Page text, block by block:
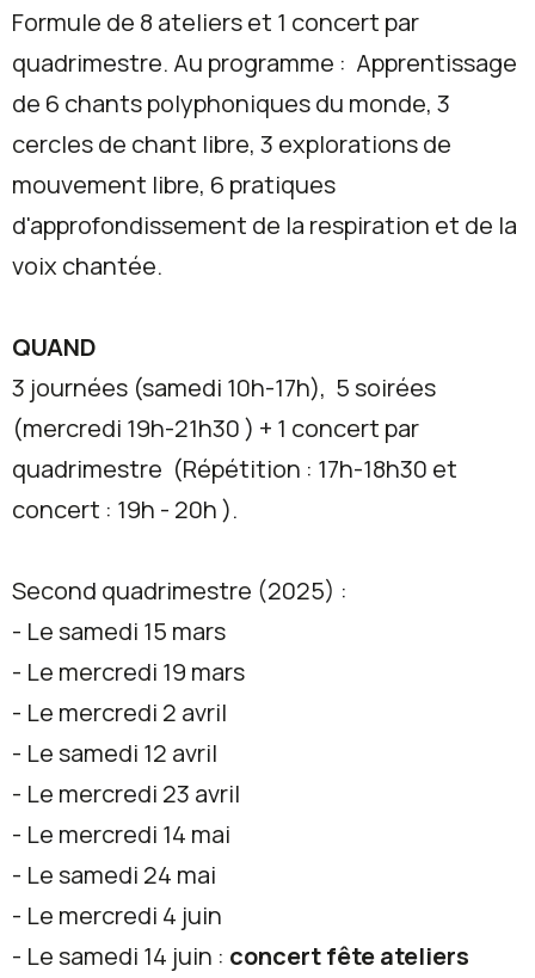
Formule de 8 ateliers et 1 concert par
quadrimestre. Au programme : Apprentissage
de 6 chants polyphoniques du monde, 3
cercles de chant libre, 3 explorations de
mouvement libre, 6 pratiques
d'approfondissement de la respiration et de la
voix chantée.
QUAND
3 journées (samedi 10h-17h), 5 soirées
(mercredi 19h-21h30 ) + 1 concert par
quadrimestre (Répétition : 17h-18h30 et
concert : 19h - 20h ).
Second quadrimestre (2025) :
- Le samedi 15 mars
- Le mercredi 19 mars
- Le mercredi 2 avril
- Le samedi 12 avril
- Le mercredi 23 avril
- Le mercredi 14 mai
- Le samedi 24 mai
- Le mercredi 4 juin
- Le samedi 14 juin : concert fête ateliers